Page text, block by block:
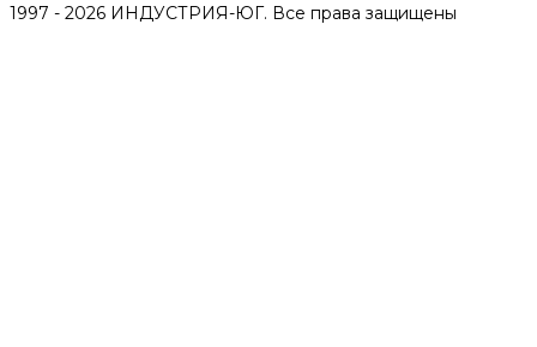
1997 - 2026 ИНДУСТРИЯ-ЮГ. Все права защищены